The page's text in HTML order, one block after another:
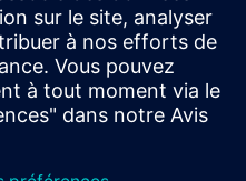
fournit des outils de
et à nettoyer les